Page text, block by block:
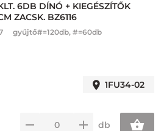
6DB DÍNÓ + KIEGÉSZÍTŐK
ZACSK. BZ6116
gyűjtő#=120db, #=60db
1FU34-02
db